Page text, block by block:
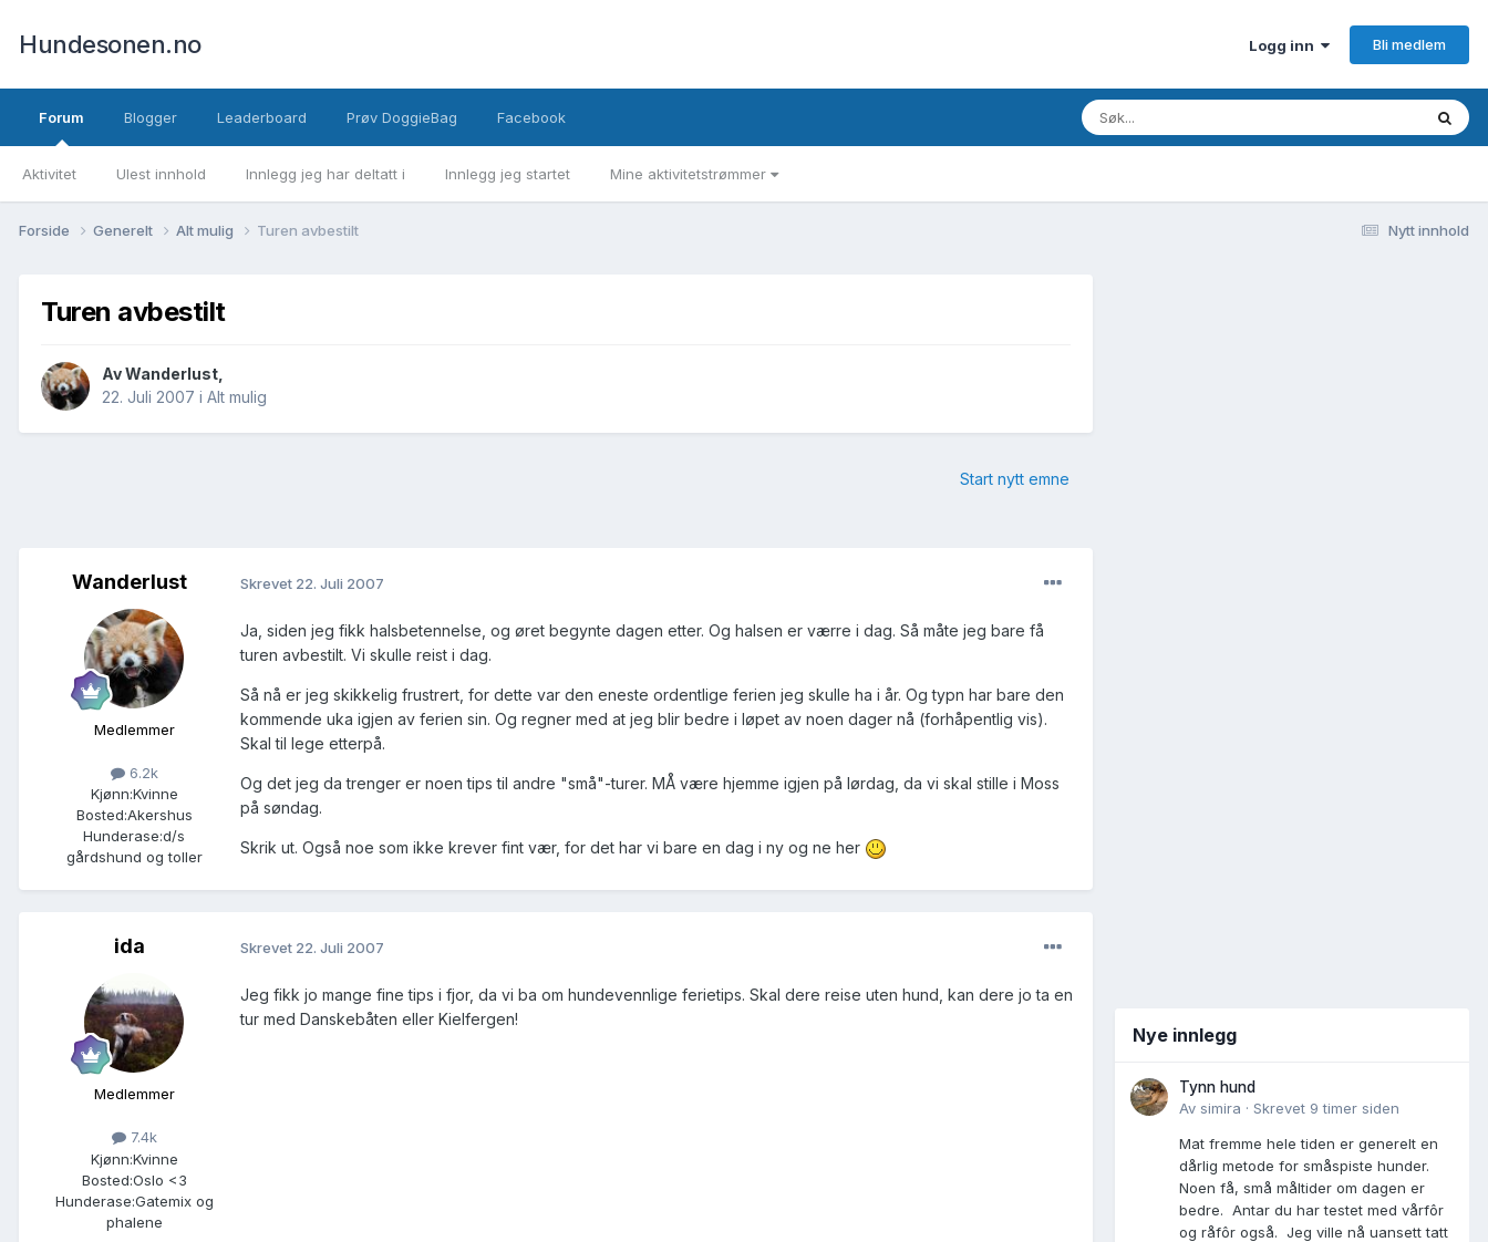
Hundesonen.no Logg inn Bli medlem
Forum
Aktivitet Ulest innhold Innlegg jeg har deltatt i Innlegg jeg startet Mine aktivitetstrømmer
Blogger Leaderboard Prøv DoggieBag Facebook
Nytt innhold
Forside Generelt Alt mulig Turen avbestilt
Turen avbestilt
AvWanderlust
22. Juli 2007 i Alt mulig
Start nytt emne
Wanderlust
Medlemmer
6.2k
Kjønn:Kvinne
Bosted:Akershus
Hunderase:d/s
gårdshund og toller
Skrevet 22. Juli 2007
Ja, siden jeg fikk halsbetennelse, og øret begynte dagen etter. Og halsen er værre i dag. Så måte jeg bare få
turen avbestilt. Vi skulle reist i dag.
Så nå er jeg skikkelig frustrert, for dette var den eneste ordentlige ferien jeg skulle ha i år. Og typn har bare den
kommende uka igjen av ferien sin. Og regner med at jeg blir bedre i løpet av noen dager nå (forhåpentlig vis).
Skal til lege etterpå.
Og det jeg da trenger er noen tips til andre "små"-turer. MÅ være hjemme igjen på lørdag, da vi skal stille i Moss
på søndag.
Skrik ut. Også noe som ikke krever fint vær, for det har vi bare en dag i ny og ne her
ida
Medlemmer
7.4k
Kjønn:Kvinne
Bosted:Oslo <3
Hunderase:Gatemix og
phalene
Skrevet 22. Juli 2007
Jeg fikk jo mange fine tips i fjor, da vi ba om hundevennlige ferietips. Skal dere reise uten hund, kan dere jo ta en
tur med Danskebåten eller Kielfergen!
Nye innlegg
Tynn hund
Av simira · Skrevet 9 timer siden
Mat fremme hele tiden er generelt en
dårlig metode for småspiste hunder.
Noen få, små måltider om dagen er
bedre. Antar du har testet med vårfôr
og råfôr også. Jeg ville nå uansett tatt